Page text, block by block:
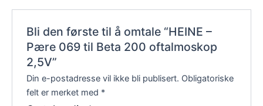
Bli den første til å omtale “HEINE –
Pære 069 til Beta 200 oftalmoskop
2,5V”
Din e-postadresse vil ikke bli publisert. Obligatoriske
felt er merket med *